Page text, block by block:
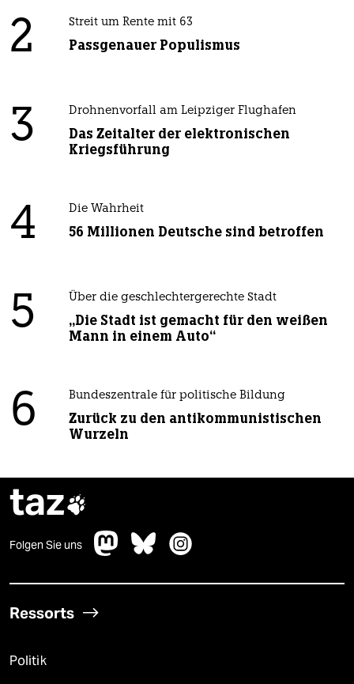
2 Streit um Rente mit 63
Passgenauer Populismus
3 Drohnenvorfall am Leipziger Flughafen
Das Zeitalter der elektronischen
Kriegsführung
4 Die Wahrheit
56 Millionen Deutsche sind betroffen
5 Über die geschlechtergerechte Stadt
„Die Stadt ist gemacht für den weißen
Mann in einem Auto“
6 Bundeszentrale für politische Bildung
Zurück zu den antikommunistischen
Wurzeln
taz
Folgen Sie uns
Ressorts
Politik